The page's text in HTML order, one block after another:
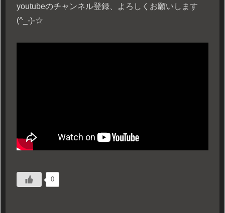
youtubeのチャンネル登録、よろしくお願いします
(^_-)-☆
0